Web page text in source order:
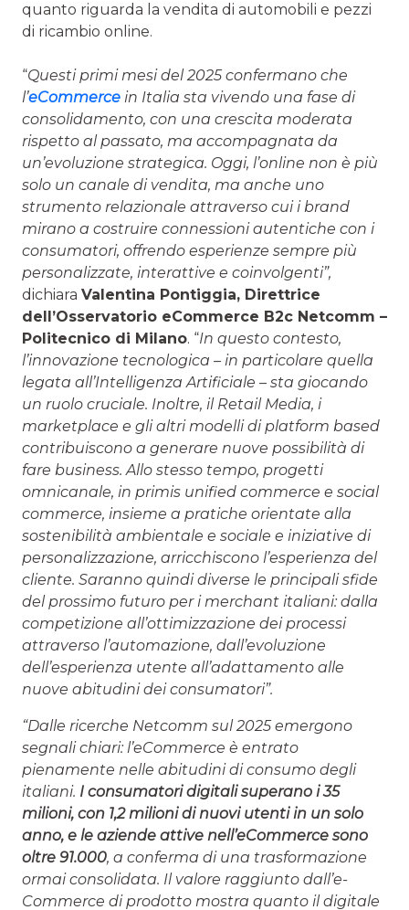
quanto riguarda la vendita di automobili e pezzi
di ricambio online.
“Questi primi mesi del 2025 confermano che
l’eCommerce in Italia sta vivendo una fase di
consolidamento, con una crescita moderata
rispetto al passato, ma accompagnata da
un’evoluzione strategica. Oggi, l’online non è più
solo un canale di vendita, ma anche uno
strumento relazionale attraverso cui i brand
mirano a costruire connessioni autentiche con i
consumatori, offrendo esperienze sempre più
personalizzate, interattive e coinvolgenti”,
dichiara Valentina Pontiggia, Direttrice
dell’Osservatorio eCommerce B2c Netcomm –
Politecnico di Milano. “In questo contesto,
l’innovazione tecnologica – in particolare quella
legata all’Intelligenza Artificiale – sta giocando
un ruolo cruciale. Inoltre, il Retail Media, i
marketplace e gli altri modelli di platform based
contribuiscono a generare nuove possibilità di
fare business. Allo stesso tempo, progetti
omnicanale, in primis unified commerce e social
commerce, insieme a pratiche orientate alla
sostenibilità ambientale e sociale e iniziative di
personalizzazione, arricchiscono l’esperienza del
cliente. Saranno quindi diverse le principali sfide
del prossimo futuro per i merchant italiani: dalla
competizione all’ottimizzazione dei processi
attraverso l’automazione, dall’evoluzione
dell’esperienza utente all’adattamento alle
nuove abitudini dei consumatori”.
“Dalle ricerche Netcomm sul 2025 emergono
segnali chiari: l’eCommerce è entrato
pienamente nelle abitudini di consumo degli
italiani. I consumatori digitali superano i 35
milioni, con 1,2 milioni di nuovi utenti in un solo
anno, e le aziende attive nell’eCommerce sono
oltre 91.000, a conferma di una trasformazione
ormai consolidata. Il valore raggiunto dall’e-
Commerce di prodotto mostra quanto il digitale